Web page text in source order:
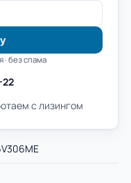
без спама
22
с лизингом